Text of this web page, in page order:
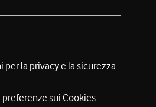
per la privacy e la sicurezza
sui Cookies